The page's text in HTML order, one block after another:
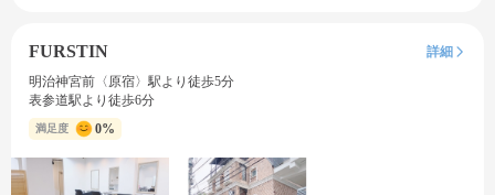
FURSTIN
詳細
明治神宮前〈原宿〉駅より徒歩5分
表参道駅より徒歩6分
満足度 0%